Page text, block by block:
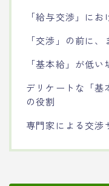
「給与交渉」に
「交渉」の前に
「基本給」が低
デリケートな「基
の役割
専門家による交渉